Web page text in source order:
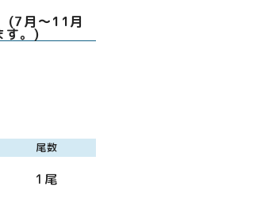
月
す。)
尾数
1尾